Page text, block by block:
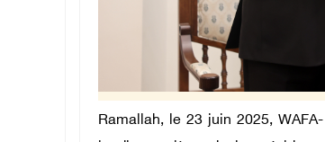
Ramallah, le 23 juin 2025,